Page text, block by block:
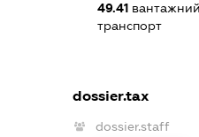
49.41
транспорт
dossier.tax
dossier.staff